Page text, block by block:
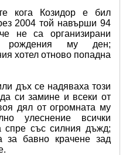
кога Козидор е бил
2004 той навърши 94
не са организирани
рождения му ден;
хотел отново попадна
дъх се надяваха този
си замине и всеки от
дял от огромната му
улеснение всички
спре със силния дъжд;
за бавно крачене зад